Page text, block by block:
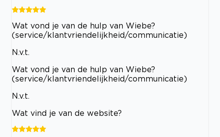
Wat vond je van de hulp van Wiebe?
(service/klantvriendelijkheid/communicatie)
N.v.t.
Wat vond je van de hulp van Wiebe?
(service/klantvriendelijkheid/communicatie)
N.v.t.
Wat vind je van de website?